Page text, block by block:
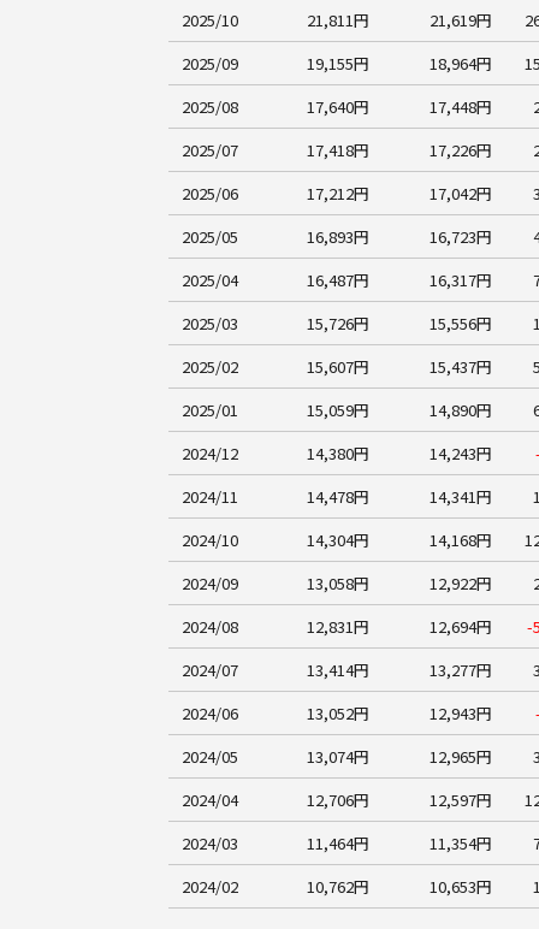
2025/10
21,811円 21,619円
2025/09
19,155円 18,964円
2025/08
17,640円 17,448円
2025/07
17,418円 17,226円
2025/06
17,212円 17,042円
2025/05
16,893円 16,723円
2025/04
16,487円 16,317円
2025/03
15,726円 15,556円
2025/02
15,607円 15,437円
2025/01
15,059円 14,890円
2024/12
14,380円 14,243円
2024/11
14,478円 14,341円
2024/10
14,304円 14,168円
2024/09
13,058円 12,922円
2024/08
12,831円 12,694円
-
2024/07
13,414円 13,277円
2024/06
13,052円 12,943円
2024/05
13,074円 12,965円
2024/04
12,706円 12,597円
2024/03
11,464円 11,354円
2024/02
10,762円 10,653円